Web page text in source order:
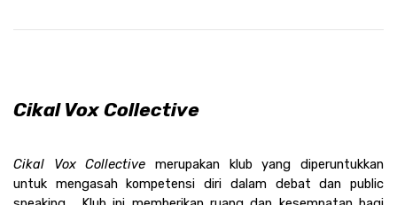
Cikal Vox Collective
Cikal Vox Collective merupakan klub yang diperuntukkan
untuk mengasah kompetensi diri dalam debat dan public